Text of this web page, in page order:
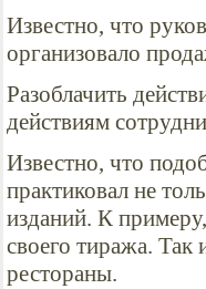
Известно, что
организовало
Разоблачить
действиям
Известно, что
практиковал не
изданий. К
своего тиража.
рестораны.